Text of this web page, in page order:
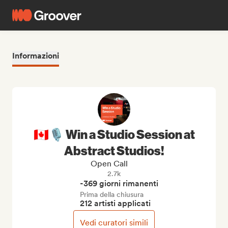
Informazioni
🇨🇦🎙️ Win a Studio Session at
Abstract Studios!
Open Call
2.7k
-369 giorni rimanenti
Prima della chiusura
212 artisti applicati
Vedi curatori simili